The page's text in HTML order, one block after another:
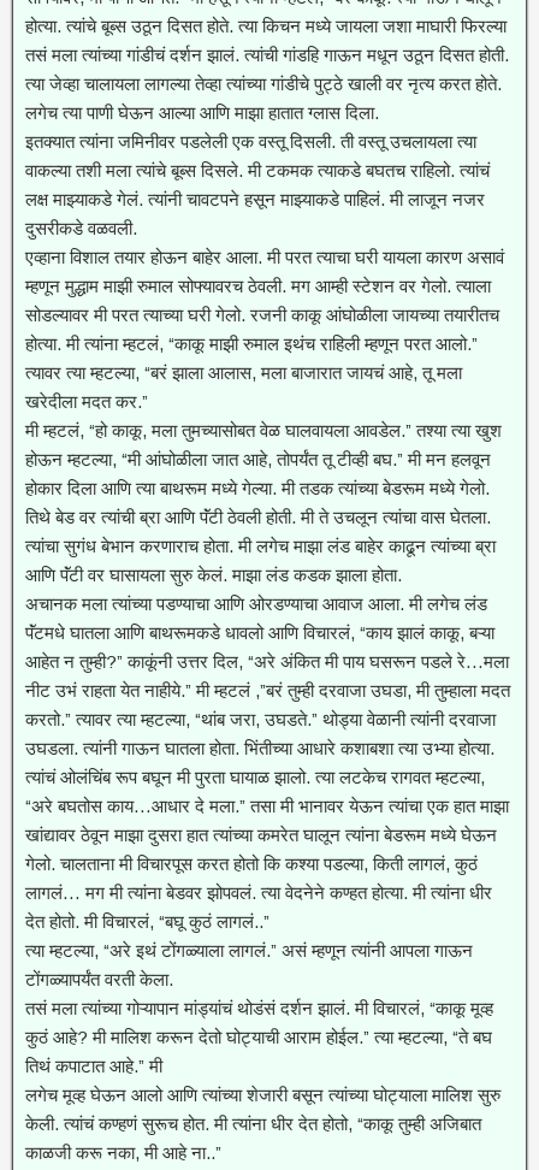
होत्या. त्यांचे बूब्स उठून दिसत होते. त्या किचन मध्ये जायला जशा माघारी फिरल्या
तसं मला त्यांच्या गांडीचं दर्शन झालं. त्यांची गांडहि गाऊन मधून उठून दिसत होती.
त्या जेव्हा चालायला लागल्या तेव्हा त्यांच्या गांडीचे पुट्ठे खाली वर नृत्य करत होते.
लगेच त्या पाणी घेऊन आल्या आणि माझा हातात ग्लास दिला.
इतक्यात त्यांना जमिनीवर पडलेली एक वस्तू दिसली. ती वस्तू उचलायला त्या
वाकल्या तशी मला त्यांचे बूब्स दिसले. मी टकमक त्याकडे बघतच राहिलो. त्यांचं
लक्ष माझ्याकडे गेलं. त्यांनी चावटपने हसून माझ्याकडे पाहिलं. मी लाजून नजर
दुसरीकडे वळवली.
एव्हाना विशाल तयार होऊन बाहेर आला. मी परत त्याचा घरी यायला कारण असावं
म्हणून मुद्धाम माझी रुमाल सोफ्यावरच ठेवली. मग आम्ही स्टेशन वर गेलो. त्याला
सोडल्यावर मी परत त्याच्या घरी गेलो. रजनी काकू आंघोळीला जायच्या तयारीतच
होत्या. मी त्यांना म्हटलं, “काकू माझी रुमाल इथंच राहिली म्हणून परत आलो.”
त्यावर त्या म्हटल्या, “बरं झाला आलास, मला बाजारात जायचं आहे, तू मला
खरेदीला मदत कर.”
मी म्हटलं, “हो काकू, मला तुमच्यासोबत वेळ घालवायला आवडेल.” तश्या त्या खुश
होऊन म्हटल्या, “मी आंघोळीला जात आहे, तोपर्यंत तू टीव्ही बघ.” मी मन हलवून
होकार दिला आणि त्या बाथरूम मध्ये गेल्या. मी तडक त्यांच्या बेडरूम मध्ये गेलो.
तिथे बेड वर त्यांची ब्रा आणि पॅंटी ठेवली होती. मी ते उचलून त्यांचा वास घेतला.
त्यांचा सुगंध बेभान करणाराच होता. मी लगेच माझा लंड बाहेर काढून त्यांच्या ब्रा
आणि पॅंटी वर घासायला सुरु केलं. माझा लंड कडक झाला होता.
अचानक मला त्यांच्या पडण्याचा आणि ओरडण्याचा आवाज आला. मी लगेच लंड
पॅंटमधे घातला आणि बाथरूमकडे धावलो आणि विचारलं, “काय झालं काकू, बऱ्या
आहेत न तुम्ही?” काकूंनी उत्तर दिल, “अरे अंकित मी पाय घसरून पडले रे…मला
नीट उभं राहता येत नाहीये.” मी म्हटलं ,”बरं तुम्ही दरवाजा उघडा, मी तुम्हाला मदत
करतो.” त्यावर त्या म्हटल्या, “थांब जरा, उघडते.” थोड्या वेळानी त्यांनी दरवाजा
उघडला. त्यांनी गाऊन घातला होता. भिंतीच्या आधारे कशाबशा त्या उभ्या होत्या.
त्यांचं ओलंचिंब रूप बघून मी पुरता घायाळ झालो. त्या लटकेच रागवत म्हटल्या,
“अरे बघतोस काय…आधार दे मला.” तसा मी भानावर येऊन त्यांचा एक हात माझा
खांद्यावर ठेवून माझा दुसरा हात त्यांच्या कमरेत घालून त्यांना बेडरूम मध्ये घेऊन
गेलो. चालताना मी विचारपूस करत होतो कि कश्या पडल्या, किती लागलं, कुठं
लागलं… मग मी त्यांना बेडवर झोपवलं. त्या वेदनेने कण्हत होत्या. मी त्यांना धीर
देत होतो. मी विचारलं, “बघू कुठं लागलं..”
त्या म्हटल्या, “अरे इथं टोंगळ्याला लागलं.” असं म्हणून त्यांनी आपला गाऊन
टोंगळ्यापर्यंत वरती केला.
तसं मला त्यांच्या गोऱ्यापान मांड्यांचं थोडंसं दर्शन झालं. मी विचारलं, “काकू मूव्ह
कुठं आहे? मी मालिश करून देतो घोट्याची आराम होईल.” त्या म्हटल्या, “ते बघ
तिथं कपाटात आहे.” मी
लगेच मूव्ह घेऊन आलो आणि त्यांच्या शेजारी बसून त्यांच्या घोट्याला मालिश सुरु
केली. त्यांचं कण्हणं सुरूच होत. मी त्यांना धीर देत होतो, “काकू तुम्ही अजिबात
काळजी करू नका, मी आहे ना..”